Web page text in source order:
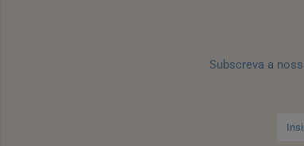
Subscreva a